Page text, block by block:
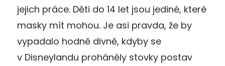
jejich práce. Děti do 14 let jsou jediné, které
masky mít mohou. Je asi pravda, že by
vypadalo hodně divně, kdyby se
v Disneylandu proháněly stovky postav